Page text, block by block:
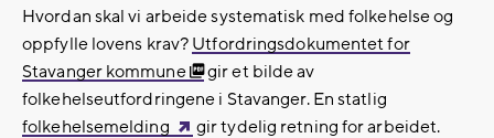
Hvordan skal vi arbeide systematisk med folkehelse og
oppfylle lovens krav? Utfordringsdokumentet for
Stavanger kommune
gir et bilde av
folkehelseutfordringene i Stavanger. En statlig
folkehelsemelding
gir tydelig retning for arbeidet.